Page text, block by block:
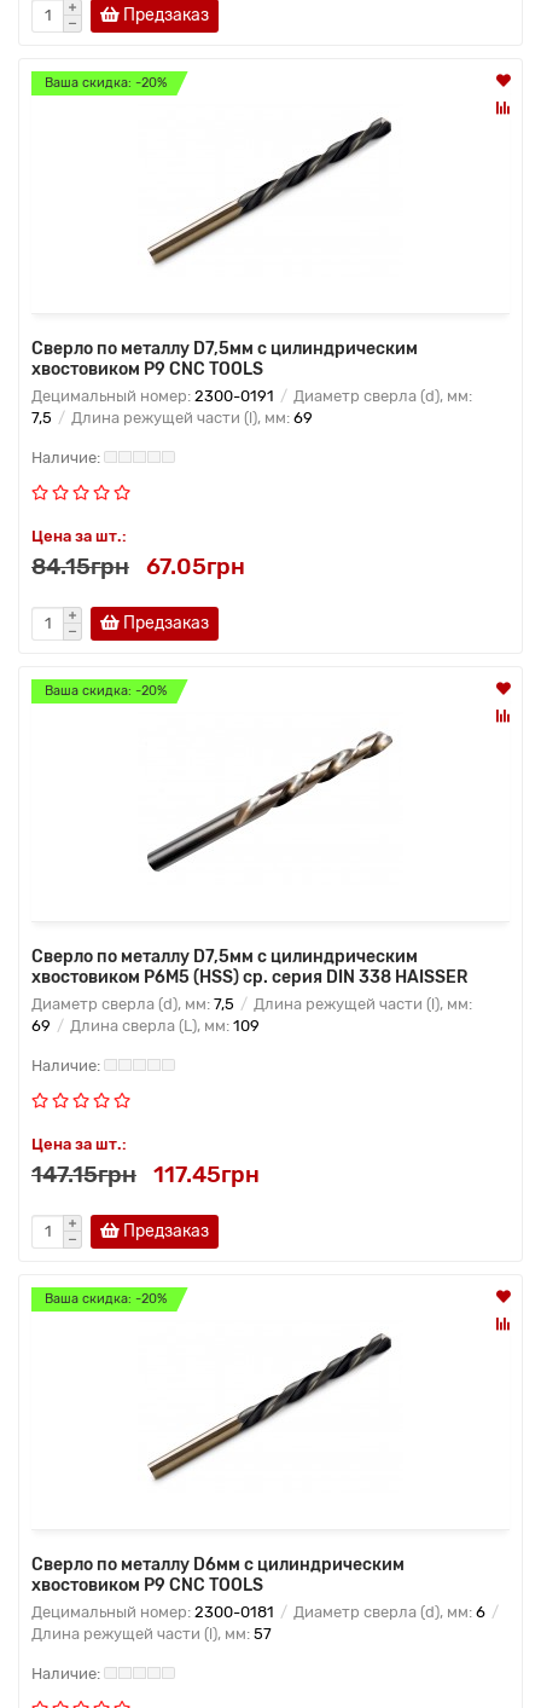
Предзаказ
Ваша скидка: -20%
Сверло по металлу D7,5мм с цилиндрическим
хвостовиком Р9 CNC TOOLS
Децимальный номер: 2300-0191
Диаметр сверла (d), мм:
7,5
Длина режущей части (l), мм: 69
Цена за шт.:
84.15грн 67.05грн
Предзаказ
Ваша скидка: -20%
Сверло по металлу D7,5мм с цилиндрическим
хвостовиком Р6М5 (HSS) ср. серия DIN 338 HAISSER
Диаметр сверла (d), мм: 7,5
Длина режущей части (l), мм:
69
Длина сверла (L), мм: 109
Цена за шт.:
147.15грн 117.45грн
Предзаказ
Ваша скидка: -20%
Сверло по металлу D6мм с цилиндрическим
хвостовиком Р9 CNC TOOLS
Децимальный номер: 2300-0181 Диаметр сверла (d), мм: 6
Длина режущей части (l), мм: 57